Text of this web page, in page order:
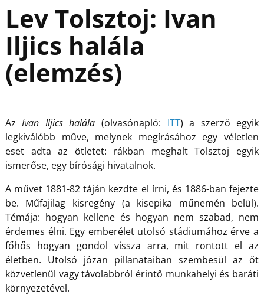
Lev Tolsztoj: Ivan
Iljics halála
(elemzés)
AzIvan Iljics halála (olvasónapló: ITT) a szerző egyik
legkiválóbb műve, melynek megírásához egy véletlen
eset adta az ötletet: rákban meghalt Tolsztoj egyik
ismerőse, egy bírósági hivatalnok.
A művet 1881-82 táján kezdte el írni, és 1886-ban fejezte
be. Műfajilag kisregény (a kisepika műnemén belül).
Témája: hogyan kellene és hogyan nem szabad, nem
érdemes élni. Egy emberélet utolsó stádiumához érve a
főhős hogyan gondol vissza arra, mit rontott el az
életben. Utolsó józan pillanataiban szembesül az őt
közvetlenül vagy távolabbról érintő munkahelyi és baráti
környezetével.